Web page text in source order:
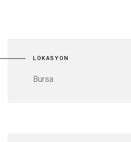
LOKASYON
Bursa